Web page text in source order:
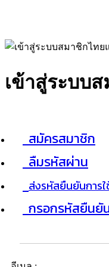
เข้าสู่ระบบ
สมัครสมาชิก
ลืมรหัสผ่าน
ส่งรหัสยืนยันการใ
กรอกรหัสยืนยั